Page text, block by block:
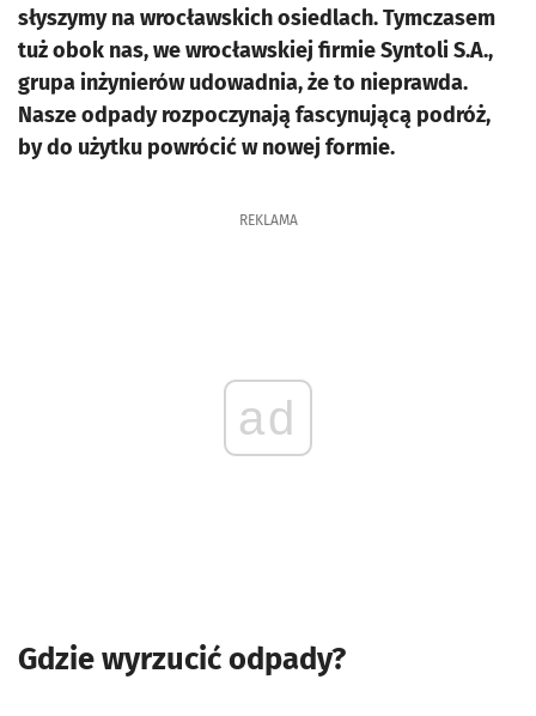
słyszymy na wrocławskich osiedlach. Tymczasem
tuż obok nas, we wrocławskiej firmie Syntoli S.A.,
grupa inżynierów udowadnia, że to nieprawda.
Nasze odpady rozpoczynają fascynującą podróż,
by do użytku powrócić w nowej formie.
REKLAMA
ad
Gdzie wyrzucić odpady?